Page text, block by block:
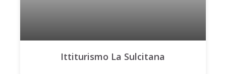
Ittiturismo La Sulcitana